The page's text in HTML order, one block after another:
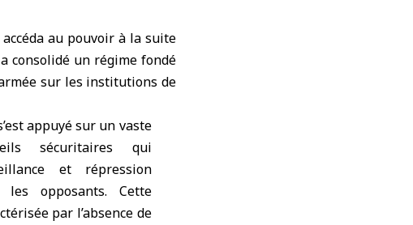
au pouvoir à la suite
consolidé un régime fondé
sur les institutions de
appuyé sur un vaste
sécuritaires qui
et répression
les opposants. Cette
par l’absence de